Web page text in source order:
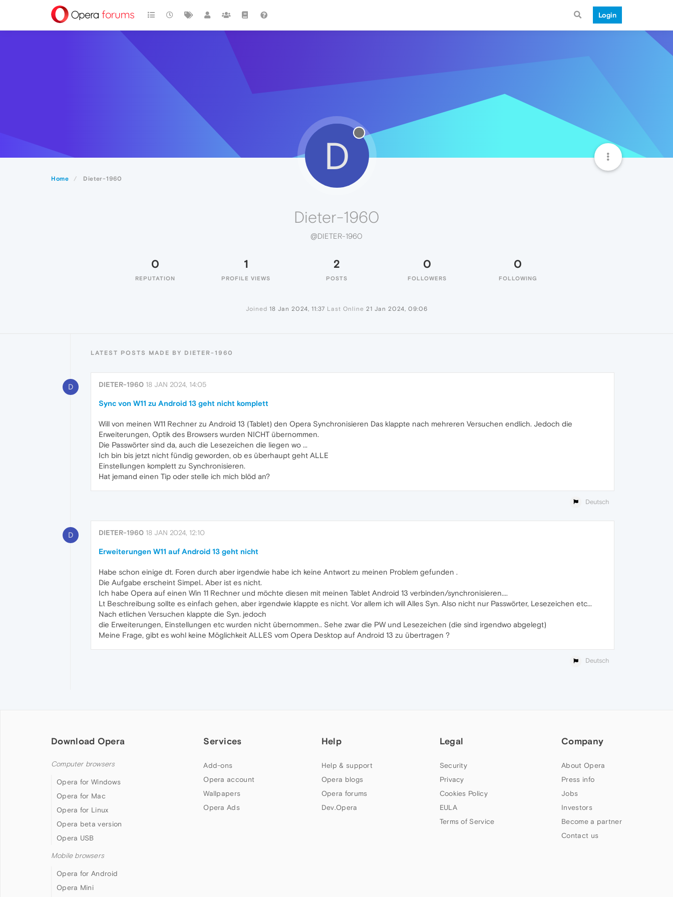
Login
Home Dieter-1960
D
Dieter-1960
@DIETER-1960
0
REPUTATION
1
PROFILE VIEWS
2
POSTS
0
FOLLOWERS
0
FOLLOWING
Joined 18 Jan 2024, 11:37 Last Online 21 Jan 2024, 09:06
LATEST POSTS MADE BY DIETER-1960
D DIETER-1960 18 JAN 2024, 14:05
Sync von W11 zu Android 13 geht nicht komplett
Will von meinen W11 Rechner zu Android 13 (Tablet) den Opera Synchronisieren Das klappte nach mehreren Versuchen endlich. Jedoch die
Erweiterungen, Optik des Browsers wurden NICHT übernommen.
Die Passwörter sind da, auch die Lesezeichen die liegen wo ...
Ich bin bis jetzt nicht fündig geworden, ob es überhaupt geht ALLE
Einstellungen komplett zu Synchronisieren.
Hat jemand einen Tip oder stelle ich mich blöd an?
Deutsch
D DIETER-1960 18 JAN 2024, 12:10
Erweiterungen W11 auf Android 13 geht nicht
Habe schon einige dt. Foren durch aber irgendwie habe ich keine Antwort zu meinen Problem gefunden .
Die Aufgabe erscheint Simpel.. Aber ist es nicht.
Ich habe Opera auf einen Win 11 Rechner und möchte diesen mit meinen Tablet Android 13 verbinden/synchronisieren....
Lt Beschreibung sollte es einfach gehen, aber irgendwie klappte es nicht. Vor allem ich will Alles Syn. Also nicht nur Passwörter, Lesezeichen etc...
Nach etlichen Versuchen klappte die Syn. jedoch
die Erweiterungen, Einstellungen etc wurden nicht übernommen.. Sehe zwar die PW und Lesezeichen (die sind irgendwo abgelegt)
Meine Frage, gibt es wohl keine Möglichkeit ALLES vom Opera Desktop auf Android 13 zu übertragen ?
Deutsch
Download Opera
Computer browsers
Opera for Windows
Opera for Mac
Opera for Linux
Opera beta version
Opera USB
Mobile browsers
Opera for Android
Opera Mini
Services
Add-ons
Opera account
Wallpapers
Opera Ads
Help
Help & support
Opera blogs
Opera forums
Dev.Opera
Legal
Security
Privacy
Cookies Policy
EULA
Terms of Service
Company
About Opera
Press info
Jobs
Investors
Become a partner
Contact us